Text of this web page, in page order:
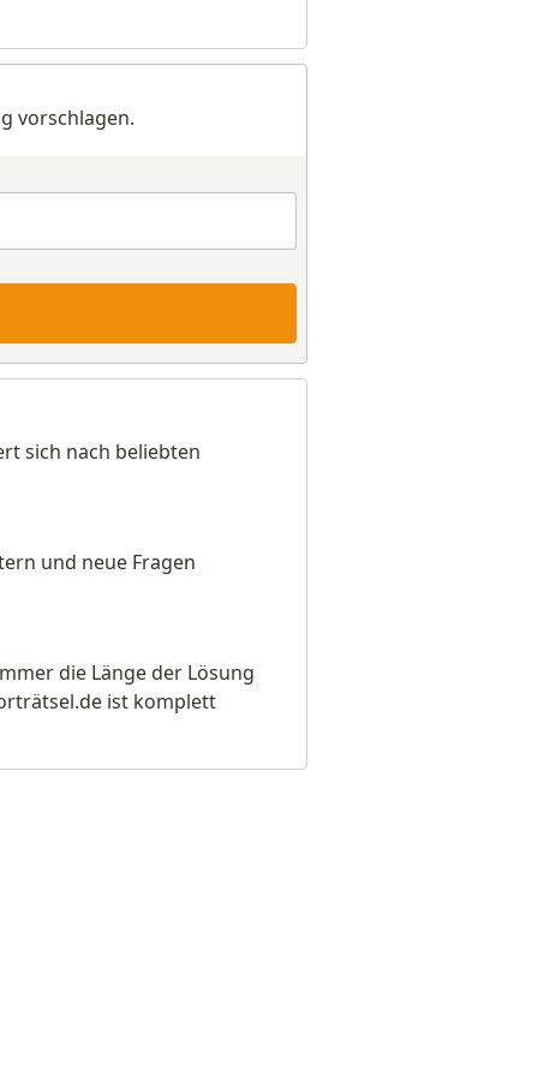
vorschlagen.
sich nach beliebten
und neue Fragen
die Länge der Lösung
ist komplett